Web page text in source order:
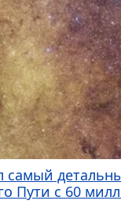
самый
Пути с 60